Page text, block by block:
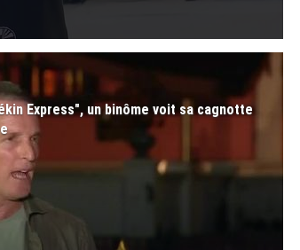
Express", un binôme voit sa cagnotte